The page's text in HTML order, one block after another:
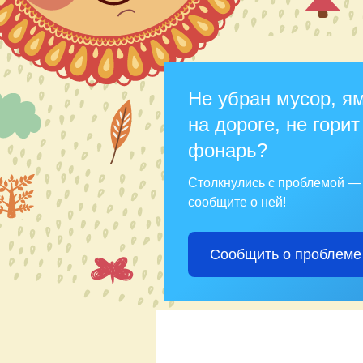
Не убран мусор,
на дороге, не горит
фонарь?
Столкнулись с проблемой —
сообщите о ней!
Сообщить о проблеме